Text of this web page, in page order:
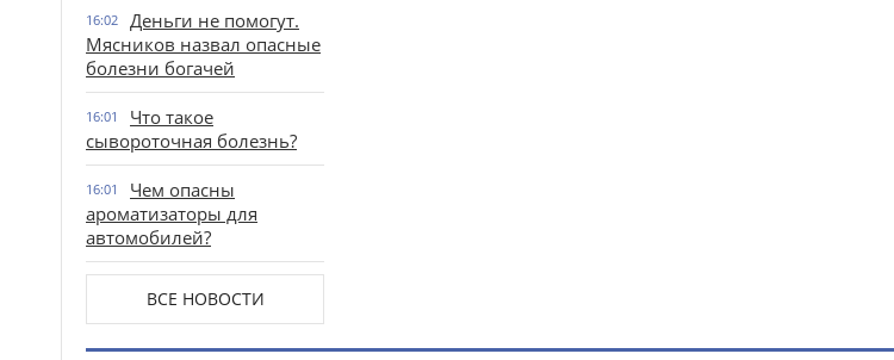
16:02
Деньги не помогут.
Мясников назвал опасные
болезни богачей
16:01
Что такое
сывороточная болезнь?
16:01
Чем опасны
ароматизаторы для
автомобилей?
ВСЕ НОВОСТИ